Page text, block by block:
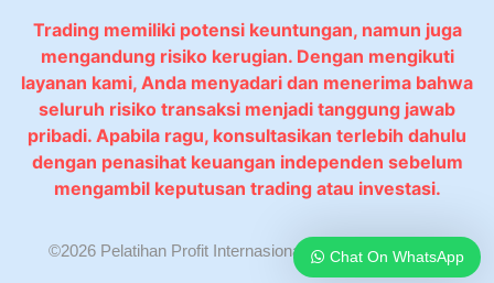
Trading memiliki potensi keuntungan, namun juga
mengandung risiko kerugian. Dengan mengikuti
layanan kami, Anda menyadari dan menerima bahwa
seluruh risiko transaksi menjadi tanggung jawab
pribadi. Apabila ragu, konsultasikan terlebih dahulu
dengan penasihat keuangan independen sebelum
mengambil keputusan trading atau investasi.
©2026 Pelatihan Profit Internasional. All rights reserved.
Chat On WhatsApp